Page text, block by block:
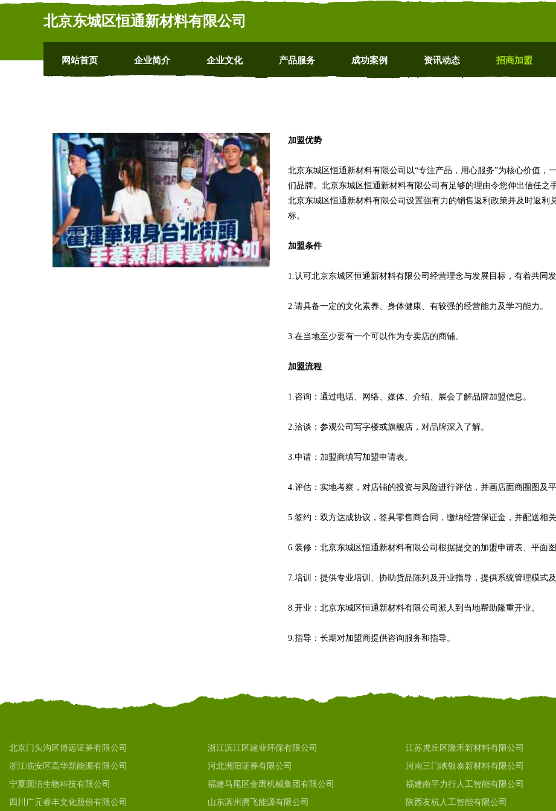
北京东城区恒通新材料有限公司
网站首页 企业简介 企业文化 产品服务 成功案例 资讯动态 招商加盟
加盟优势
北京东城区恒通新材料有限公司以“专注产品，用心服务”为核心价值，
们品牌。北京东城区恒通新材料有限公司有足够的理由令您伸出信任
北京东城区恒通新材料有限公司设置强有力的销售返利政策并及时返利
标。
加盟条件
1.认可北京东城区恒通新材料有限公司经营理念与发展目标，有着共同发
2.请具备一定的文化素养、身体健康、有较强的经营能力及学习能力。
3.在当地至少要有一个可以作为专卖店的商铺。
加盟流程
1.咨询：通过电话、网络、媒体、介绍、展会了解品牌加盟信息。
2.洽谈：参观公司写字楼或旗舰店，对品牌深入了解。
3.申请：加盟商填写加盟申请表。
4.评估：实地考察，对店铺的投资与风险进行评估，并画店面商圈图及
5.签约：双方达成协议，签具零售商合同，缴纳经营保证金，并配送相关
6.装修：北京东城区恒通新材料有限公司根据提交的加盟申请表、平面图
7.培训：提供专业培训、协助货品陈列及开业指导，提供系统管理模式及
8.开业：北京东城区恒通新材料有限公司派人到当地帮助隆重开业。
9.指导：长期对加盟商提供咨询服务和指导。
北京门头沟区博远证券有限公司 浙江滨江区建业环保有限公司 江苏虎丘区隆禾新材料有限公司
浙江临安区高华新能源有限公司
河北洲阳证券有限公司 河南三门峡银泰新材料有限公司
宁夏圆洁生物科技有限公司
福建马尾区金鹰机械集团有限公司 福建南平力行人工智能有限公司
四川广元睿丰文化股份有限公司
山东滨州腾飞能源有限公司 陕西友杭人工智能有限公司